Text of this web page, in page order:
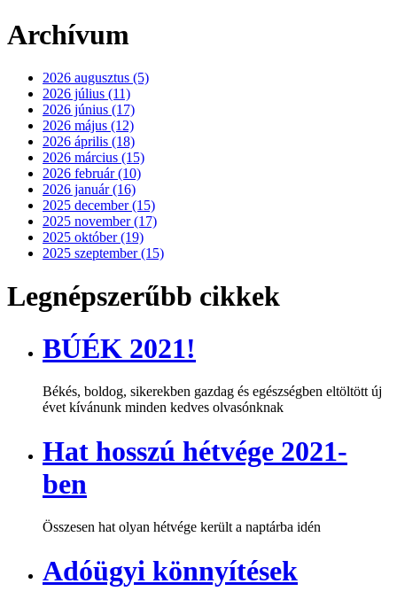
Archívum
2026 augusztus (5)
2026 július (11)
2026 június (17)
2026 május (12)
2026 április (18)
2026 március (15)
2026 február (10)
2026 január (16)
2025 december (15)
2025 november (17)
2025 október (19)
2025 szeptember (15)
Legnépszerűbb cikkek
BÚÉK 2021!
Békés, boldog, sikerekben gazdag és egészségben eltöltött új
évet kívánunk minden kedves olvasónknak
Hat hosszú hétvége 2021-
ben
Összesen hat olyan hétvége került a naptárba idén
Adóügyi könnyítések